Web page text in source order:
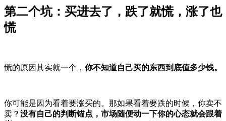
第二个坑：买进去了，跌了就慌，涨了也
慌
慌的原因其实就一个， 你不知道自己买的东西到底值多少钱。
你可能是因为看着要涨买的。那如果看着要跌的时候，你卖不
卖？ 没有自己的判断锚点，市场随便动一下你的心态就会跟着